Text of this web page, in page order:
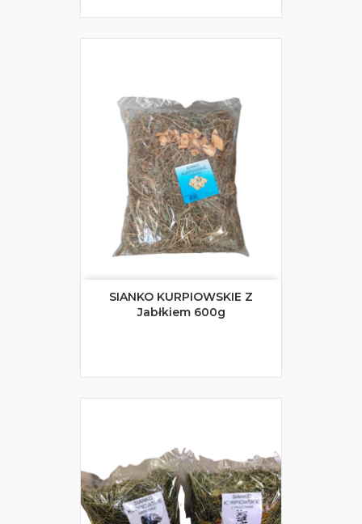
SIANKO KURPIOWSKIE Z
Jabłkiem 600g